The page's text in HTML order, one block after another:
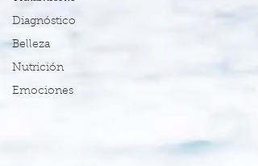
Diagnóstico
Belleza
Nutrición
Emociones